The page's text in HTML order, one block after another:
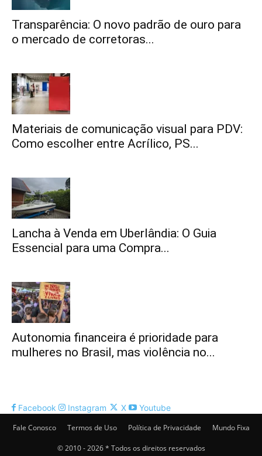
Transparência: O novo padrão de ouro para
o mercado de corretoras...
Materiais de comunicação visual para PDV:
Como escolher entre Acrílico, PS...
Lancha à Venda em Uberlândia: O Guia
Essencial para uma Compra...
Autonomia financeira é prioridade para
mulheres no Brasil, mas violência no...
Facebook Instagram X
Youtube
Fale Conosco
Termos de Uso Política de Privacidade Mundo Fixa
© 2010 - 2026 * Todos os direitos reservados